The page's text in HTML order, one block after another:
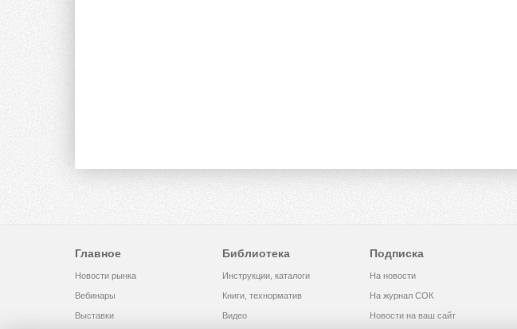
Главное
Новости рынка
Вебинары
Выставки
Библиотека
Инструкции, каталоги
Книги, технорматив
Видео
Подписка
На новости
На журнал СОК
Новости на ваш сайт